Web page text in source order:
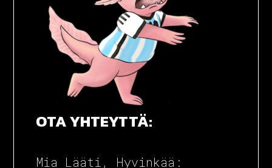
OTA YHTEYTTÄ:
Mia Lääti, Hyvinkää: